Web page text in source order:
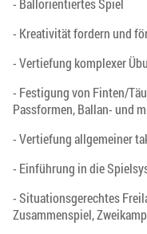
- Kreativität fordern und
- Vertiefung komplexer
- Festigung von Finten/
Passformen, Ballan- und
- Vertiefung allgemeiner
- Einführung in die
- Situationsgerechtes
Zusammenspiel,